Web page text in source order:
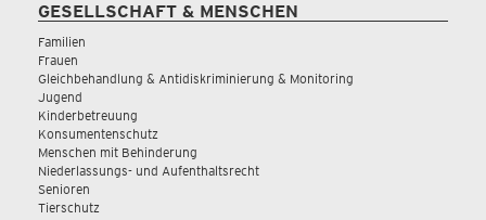
GESELLSCHAFT & MENSCHEN
Familien
Frauen
Gleichbehandlung & Antidiskriminierung & Monitoring
Jugend
Kinderbetreuung
Konsumentenschutz
Menschen mit Behinderung
Niederlassungs- und Aufenthaltsrecht
Senioren
Tierschutz